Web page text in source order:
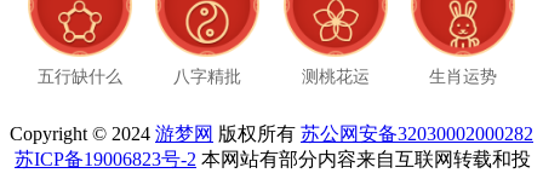
五行缺什么 八字精批 测桃花运 生肖运势
Copyright © 2024 游梦网 版权所有 苏公网安备32030002000282
苏ICP备19006823号-2 本网站有部分内容来自互联网转载和投